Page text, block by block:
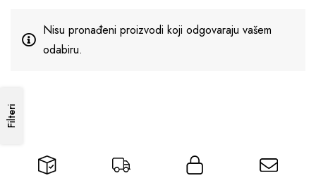
Filteri
Nisu pronađeni proizvodi koji odgovaraju vašem
odabiru.